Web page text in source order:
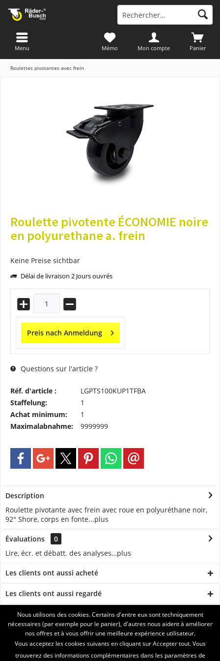
Panier
Mémo Mon compte
Menu
Roulettes pivotantes avec frein
Roulette pivotente ÉCONOMIE noire
en polyurethane a. frein
Keine Preise sichtbar
Délai de livraison 2 Jours ouvrés
Preis nach Anmeldung
Questions sur l'article ?
Réf. d'article :
LGPTS100KUP1TFBA
Staffelung:
1
Achat minimum:
1
Maximalabnahme:
9999999
Description
Roulette pivotante avec frein avec roue en polyuréthane noir,
92° Shore, corps en fonte...plus
Évaluations
0
Lire, écr. et débatt. des analyses…plus
Les clients ont aussi acheté
Les clients ont aussi regardé
ASSISTANCE
SERVICE
Nous utilisons des cookies. Certains d'entre eux sont techniquement
nécessaires (par exemple pour le panier), d'autres nous aident à améliorer
nos offres et à vous offrir une meilleure expérience utilisateur.
Vous acceptez les cookies suivants en cliquant sur Accepter tout. Vous
trouverez des informations complémentaires dans les paramètres de